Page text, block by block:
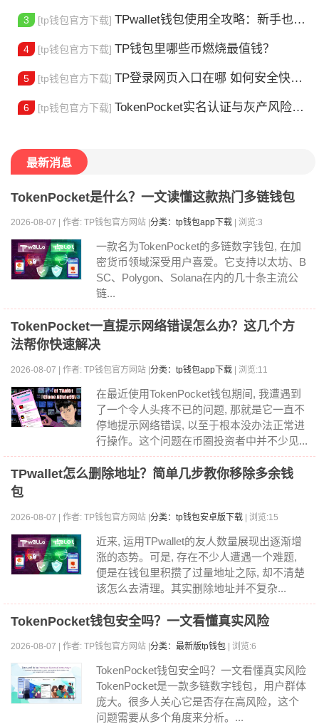
3 [tp钱包官方下载] TPwallet钱包使用全攻略：新手也能快速上手掌握
4 [tp钱包官方下载] TP钱包里哪些币燃烧最值钱？
5 [tp钱包官方下载] TP登录网页入口在哪 如何安全快速登陆平台
6 [tp钱包官方下载] TokenPocket实名认证与灰产风险全解析
最新消息
TokenPocket是什么？一文读懂这款热门多链钱包
2026-08-07 | 作者: TP钱包官方网站 | 分类：tp钱包app下载 | 浏览:3
一款名为TokenPocket的多链数字钱包, 在加
密货币领域深受用户喜爱。它支持以太坊、B
SC、Polygon、Solana在内的几十条主流公
链...
TokenPocket一直提示网络错误怎么办？这几个方
法帮你快速解决
2026-08-07 | 作者: TP钱包官方网站 | 分类：tp钱包app下载 | 浏览:11
在最近使用TokenPocket钱包期间, 我遭遇到
了一个令人头疼不已的问题, 那就是它一直不
停地提示网络错误, 以至于根本没办法正常进
行操作。这个问题在币圈投资者中并不少见...
TPwallet怎么删除地址？简单几步教你移除多余钱
包
2026-08-07 | 作者: TP钱包官方网站 | 分类：tp钱包安卓版下载 | 浏览:15
近来, 运用TPwallet的友人数量展现出逐渐增
涨的态势。可是, 存在不少人遭遇一个难题,
便是在钱包里积攒了过量地址之际, 却不清楚
该怎么去清理。其实删除地址并不复杂...
TokenPocket钱包安全吗？一文看懂真实风险
2026-08-07 | 作者: TP钱包官方网站 | 分类：最新版tp钱包 | 浏览:6
TokenPocket钱包安全吗？一文看懂真实风险
TokenPocket是一款多链数字钱包，用户群体
庞大。很多人关心它是否存在高风险，这个
问题需要从多个角度来分析。...